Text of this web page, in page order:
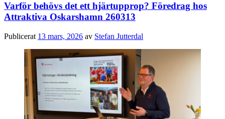
Varför behövs det ett hjärtupprop? Föredrag hos
Attraktiva Oskarshamn 260313
Publicerat 13 mars, 2026 av Stefan Jutterdal